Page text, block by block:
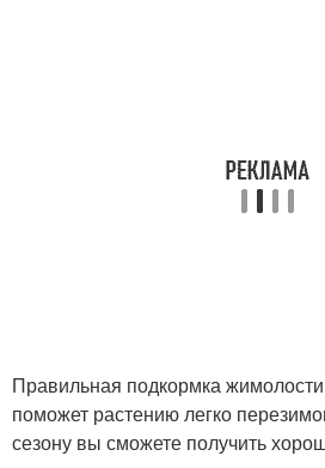
Правильная подкормка
поможет растению легко
сезону вы сможете получить